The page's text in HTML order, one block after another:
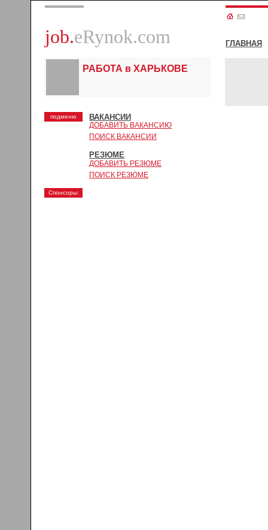
job.eRynok.com ГЛАВНАЯ
РАБОТА в ХАРЬКОВЕ
подменю ВАКАНСИИ
ДОБАВИТЬ ВАКАНСИЮ
ПОИСК ВАКАНСИИ
РЕЗЮМЕ
ДОБАВИТЬ РЕЗЮМЕ
ПОИСК РЕЗЮМЕ
Спонсоры: